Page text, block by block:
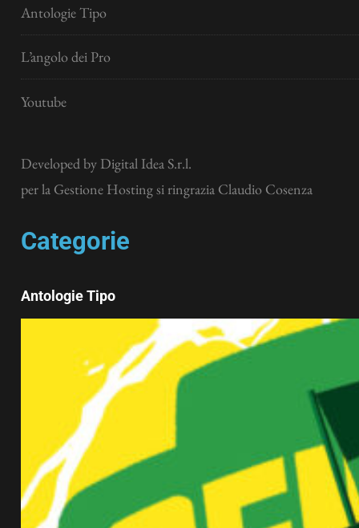
Antologie Tipo
L’angolo dei Pro
Youtube
Developed by Digital Idea S.r.l.
per la Gestione Hosting si ringrazia Claudio Cosenza
Categorie
Antologie Tipo